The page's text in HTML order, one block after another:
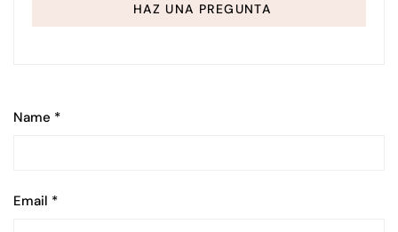
HAZ UNA PREGUNTA
Name *
Email *